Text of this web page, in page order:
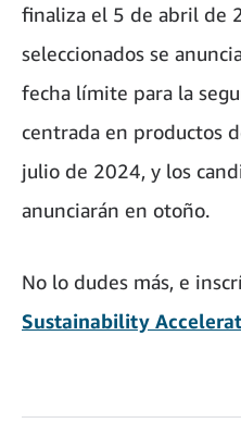
finaliza el 5 de abril de
seleccionados se
fecha límite para la
centrada en productos
julio de 2024, y los
anunciarán en otoño.
No lo dudes más, e
Sustainability